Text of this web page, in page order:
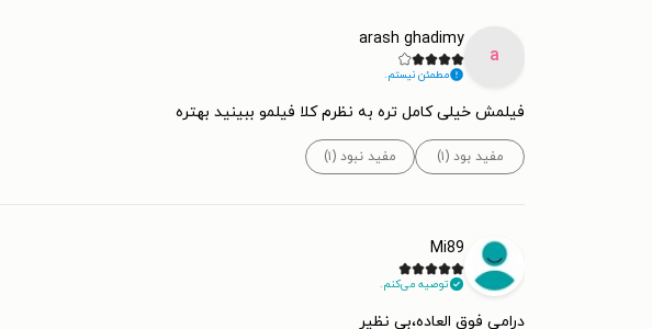
a
arash ghadimy
مطمئن نیستم.
فیلمش خیلی کامل تره به نظرم کلا فیلمو ببینید بهتره
مفید بود (۱) مفید نبود (۱)
Mi89
توصیه می‌کنم.
درامی فوق العاده،بی نظیر